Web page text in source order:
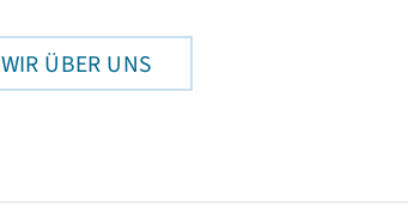
WIR ÜBER UNS